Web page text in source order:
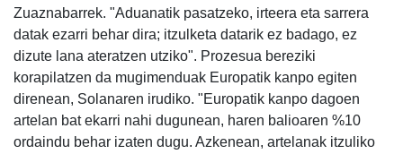
Zuaznabarrek. "Aduanatik pasatzeko, irteera eta sarrera
datak ezarri behar dira; itzulketa datarik ez badago, ez
dizute lana ateratzen utziko". Prozesua bereziki
korapilatzen da mugimenduak Europatik kanpo egiten
direnean, Solanaren irudiko. "Europatik kanpo dagoen
artelan bat ekarri nahi dugunean, haren balioaren %10
ordaindu behar izaten dugu. Azkenean, artelanak itzuliko